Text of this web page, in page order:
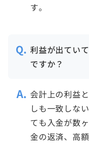
す。
利益が出てい
ですか？
会計上の利益
しも一致しな
ても入金が数
金の返済、高